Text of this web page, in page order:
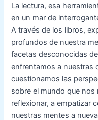
La lectura, esa
en un mar de
A través de los libros,
profundos de nuestra
facetas desconocidas
enfrentamos a nuestras
cuestionamos las
sobre el mundo que nos
reflexionar, a empatizar
nuestras mentes a